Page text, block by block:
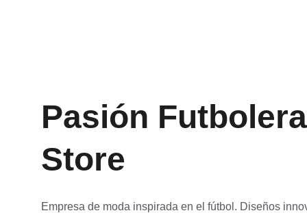
Pasión
Store
Empresa de moda inspirada en el fútbol. Diseños